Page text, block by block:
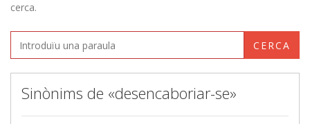
cerca.
CERCA
Sinònims de «desencaboriar-se»